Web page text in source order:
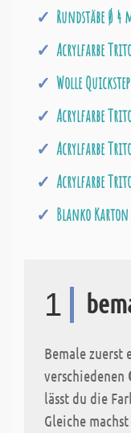
Rundstäbe Ø 4
Acrylfarbe
Wolle
Acrylfarbe
Acrylfarbe
Acrylfarbe
Blanko Karton
1
Bemale zuerst
verschiedenen
lässt du die
Gleiche